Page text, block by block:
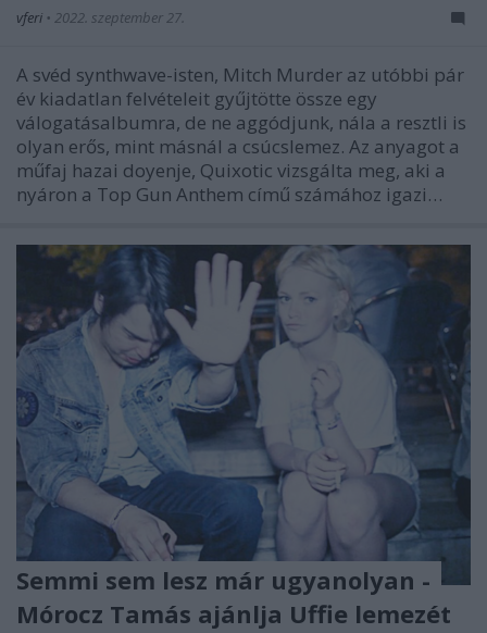
vferi • 2022. szeptember 27.
A svéd synthwave-isten, Mitch Murder az utóbbi pár
év kiadatlan felvételeit gyűjtötte össze egy
válogatásalbumra, de ne aggódjunk, nála a resztli is
olyan erős, mint másnál a csúcslemez. Az anyagot a
műfaj hazai doyenje, Quixotic vizsgálta meg, aki a
nyáron a Top Gun Anthem című számához igazi…
Semmi sem lesz már ugyanolyan -
Mórocz Tamás ajánlja Uffie lemezét